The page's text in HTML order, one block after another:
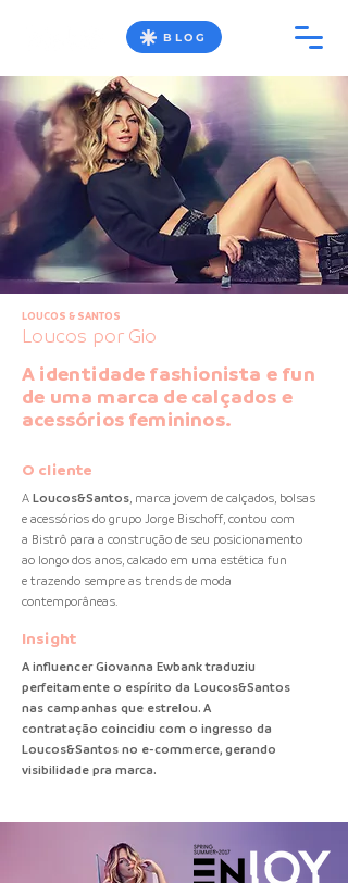
BLOG
LOUCOS & SANTOS
Loucos por Gio
A identidade fashionista e fun
de uma marca de calçados e
acessórios femininos.
O cliente
A Loucos&Santos, marca jovem de calçados, bolsas
e acessórios do grupo Jorge Bischoff, contou com
a Bistrô para a construção de seu posicionamento
ao longo dos anos, calcado em uma estética fun
e trazendo sempre as trends de moda
contemporâneas.
Insight
A influencer Giovanna Ewbank traduziu
perfeitamente o espírito da Loucos&Santos
nas campanhas que estrelou. A
contratação coincidiu com o ingresso da
Loucos&Santos no e-commerce, gerando
visibilidade pra marca.